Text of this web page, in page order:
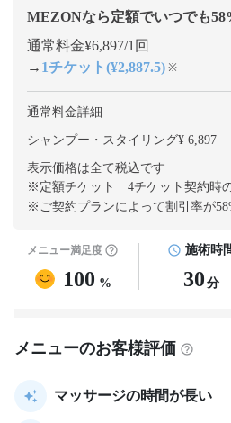
MEZONなら定額でいつでも58
通常料金¥6,897/1回
→ 1チケット(¥2,887.5) ※
通常料金詳細
シャンプー・スタイリング¥ 6,897
表示価格は全て税込です
※定額チケット 4チケット契約時
※ご契約プランによって割引率が58
メニュー満足度
100 %
施術時
30 分
メニューのお客様評価
マッサージの時間が長い